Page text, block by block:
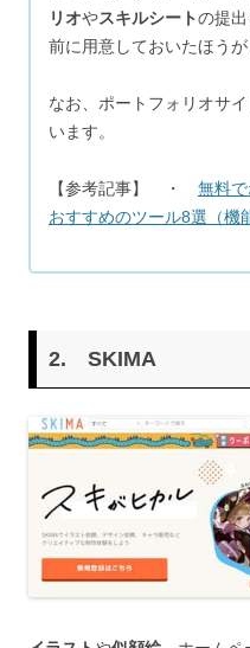
リオやスキルシートの提
前に用意しておいたほう
なお、ポートフォリオサ
います。
【参考記事】 ・ 無料
おすすめのツール8選（機
2. SKIMA